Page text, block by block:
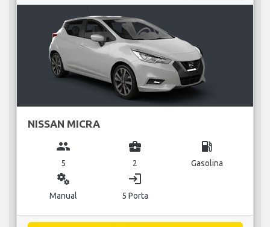
NISSAN MICRA
group
5
business_center
2
local_gas_station
Gasolina
miscellaneous_services
Manual
login
5 Porta